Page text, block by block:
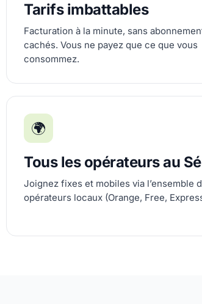
Tarifs imbattables
Facturation à la minute, sans
cachés. Vous ne payez que ce que vous
consommez.
🌍
Tous les opérateurs au
Joignez fixes et mobiles via l’ensemble
opérateurs locaux (Orange, Free,